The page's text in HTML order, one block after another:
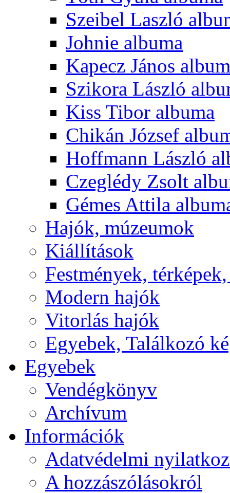
Szeibel Laszló
Johnie albuma
Kapecz János
Szikora László
Kiss Tibor albuma
Chikán József
Hoffmann László
Czeglédy Zsolt
Gémes Attila
Hajók, múzeumok
Kiállítások
Festmények,
Modern hajók
Vitorlás hajók
Egyebek, Találkozó
Egyebek
Vendégkönyv
Archívum
Információk
Adatvédelmi
A hozzászólásokról